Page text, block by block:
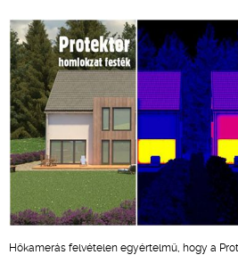
Hőkamerás felvételen egyértelmű, hogy a